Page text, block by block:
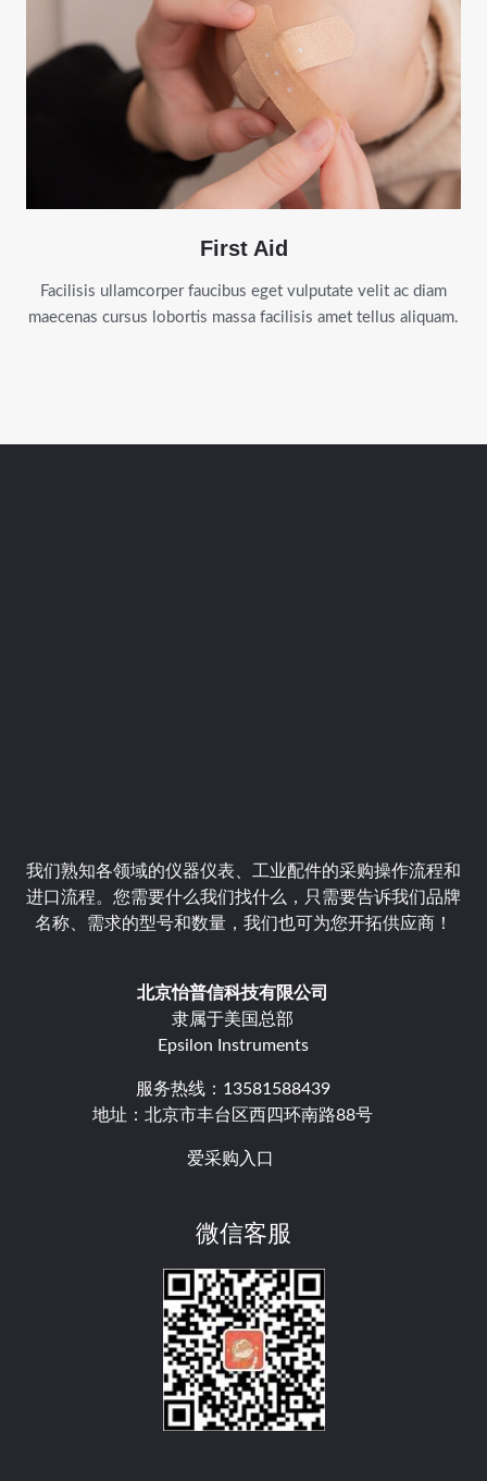
First Aid
Facilisis ullamcorper faucibus eget vulputate velit ac diam
maecenas cursus lobortis massa facilisis amet tellus aliquam.
我们熟知各领域的仪器仪表、工业配件的采购操作流程和
进口流程。您需要什么我们找什么，只需要告诉我们品牌
名称、需求的型号和数量，我们也可为您开拓供应商！
北京怡普信科技有限公司
隶属于美国总部
Epsilon Instruments
服务热线：13581588439
地址：北京市丰台区西四环南路88号
爱采购入口
微信客服